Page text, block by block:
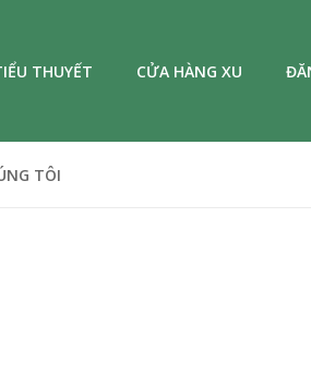
THUYẾT CỬA HÀNG XU
TÔI